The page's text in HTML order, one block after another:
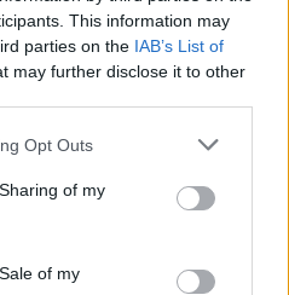
This information may
parties on the IAB’s List of
may further disclose it to other
Opt Outs
of my
of my
00:00:57
karštas: temperatūra kils iki
00:15:54